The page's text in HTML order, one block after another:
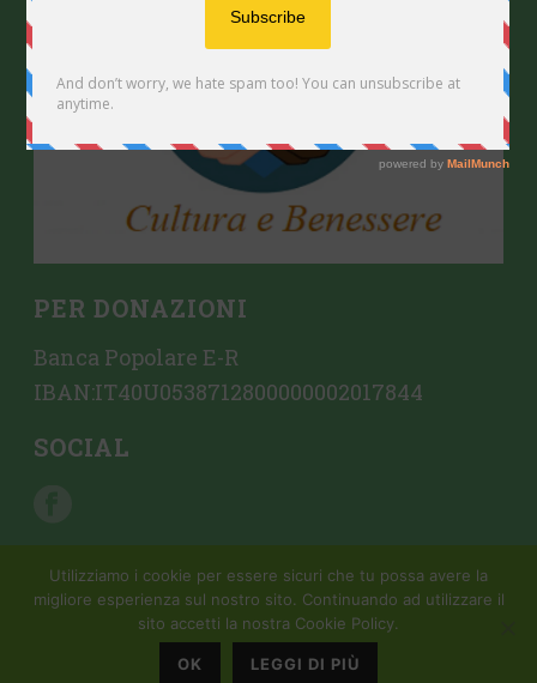
PER DONAZIONI
Banca Popolare E-R
IBAN:IT40U0538712800000002017844
SOCIAL
Copyright All Rights Reserved © 2015 Mondattivo |
web da Crovi Consulting SRL
Utilizziamo i cookie per essere sicuri che tu possa avere la
migliore esperienza sul nostro sito. Continuando ad utilizzare il
sito accetti la nostra Cookie Policy.
OK LEGGI DI PIÙ